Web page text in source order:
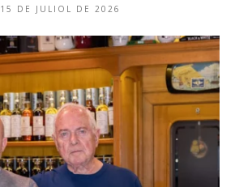
15 DE JULIOL DE 2026